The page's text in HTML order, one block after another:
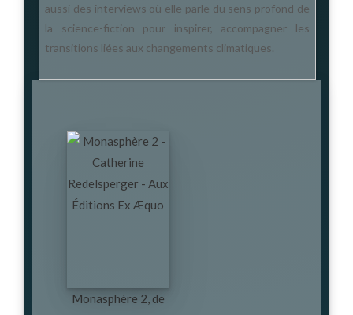
aussi des interviews où elle parle du sens profond de
la science-fiction pour inspirer, accompagner les
transitions liées aux changements climatiques.
Monasphère 2, de